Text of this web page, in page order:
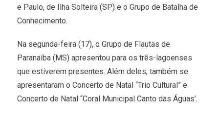
e Paulo, de Ilha Solteira (SP) e o Grupo de Batalha de
Conhecimento.
Na segunda-feira (17), o Grupo de Flautas de
Paranaíba (MS) apresentou para os três-lagoenses
que estiverem presentes. Além deles, também se
apresentaram o Concerto de Natal “Trio Cultural” e
Concerto de Natal “Coral Municipal Canto das Águas’.